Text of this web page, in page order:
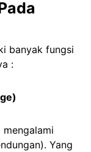
banyak fungsi
:
mengalami
Yang